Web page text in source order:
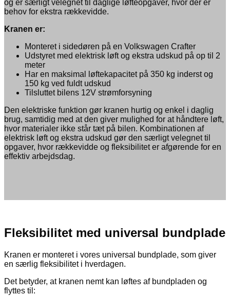
og er særligt velegnet til daglige løfteopgaver, hvor der er
behov for ekstra rækkevidde.
Kranen er:
Monteret i sidedøren på en Volkswagen Crafter
Udstyret med elektrisk løft og ekstra udskud på op til 2
meter
Har en maksimal løftekapacitet på 350 kg inderst og
150 kg ved fuldt udskud
Tilsluttet bilens 12V strømforsyning
Den elektriske funktion gør kranen hurtig og enkel i daglig
brug, samtidig med at den giver mulighed for at håndtere løft,
hvor materialer ikke står tæt på bilen. Kombinationen af
elektrisk løft og ekstra udskud gør den særligt velegnet til
opgaver, hvor rækkevidde og fleksibilitet er afgørende for en
effektiv arbejdsdag.
Fleksibilitet med universal bundplade
Kranen er monteret i vores universal bundplade, som giver
en særlig fleksibilitet i hverdagen.
Det betyder, at kranen nemt kan løftes af bundpladen og
flyttes til: